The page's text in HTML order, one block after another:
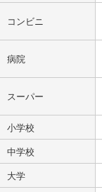
コンビニ
病院
スーパー
小学校
中学校
大学